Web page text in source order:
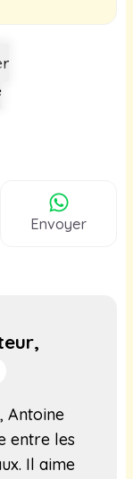
Envoyer
Antoine
entre les
Il aime